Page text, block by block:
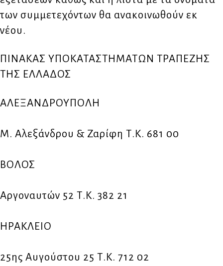
των συμμετεχόντων θα ανακοινωθούν εκ
νέου.
ΠΙΝΑΚΑΣ ΥΠΟΚΑΤΑΣΤΗΜΑΤΩΝ ΤΡΑΠΕΖΗΣ
ΤΗΣ ΕΛΛΑΔΟΣ
ΑΛΕΞΑΝΔΡΟΥΠΟΛΗ
Μ. Αλεξάνδρου & Ζαρίφη Τ.Κ. 681 00
ΒΟΛΟΣ
Αργοναυτών 52 Τ.Κ. 382 21
ΗΡΑΚΛΕΙΟ
25ης Αυγούστου 25 Τ.Κ. 712 02